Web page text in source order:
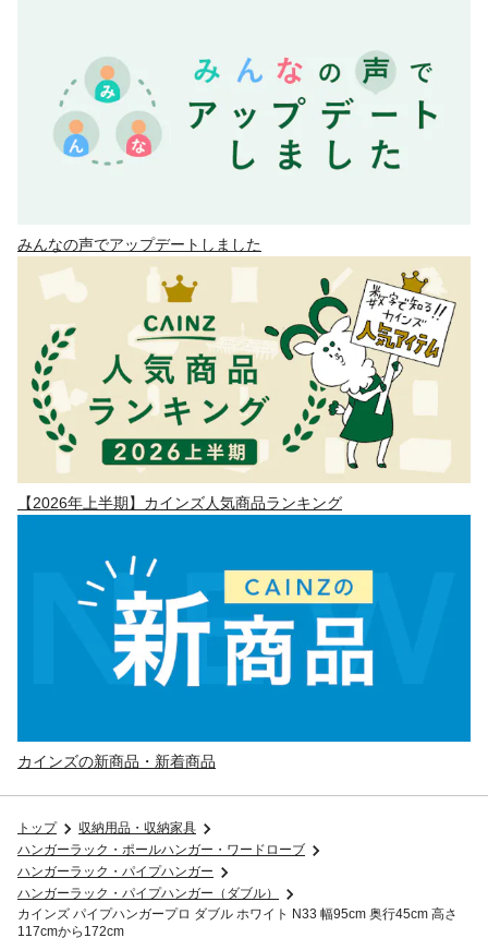
みんなの声でアップデートしました
【2026年上半期】カインズ人気商品ランキング
カインズの新商品・新着商品
トップ
収納用品・収納家具
ハンガーラック・ポールハンガー・ワードローブ
ハンガーラック・パイプハンガー
ハンガーラック・パイプハンガー（ダブル）
カインズ パイプハンガープロ ダブル ホワイト N33 幅95cm 奥行45cm 高さ
117cmから172cm